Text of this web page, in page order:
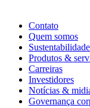
Contato
Quem somos
Sustentabilidade
Produtos &
Carreiras
Investidores
Notícias &
Governança